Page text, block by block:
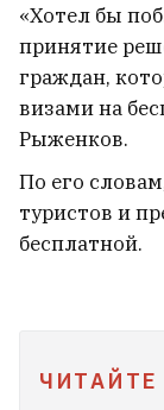
«Хотел бы
принятие
граждан,
визами на
Рыженков.
По его
туристов и
бесплатной.
Иван
будет